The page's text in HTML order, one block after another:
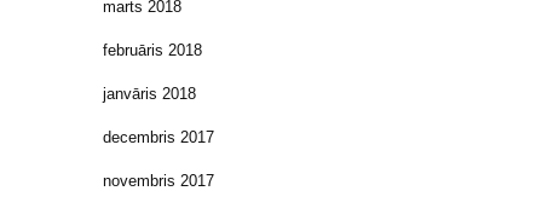
marts 2018
februāris 2018
janvāris 2018
decembris 2017
novembris 2017